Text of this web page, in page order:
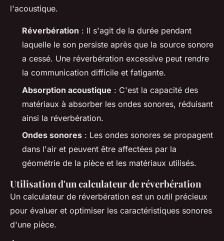
l'acoustique.
Réverbération : Il s'agit de la durée pendant
laquelle le son persiste après que la source sonore
a cessé. Une réverbération excessive peut rendre
la communication difficile et fatigante.
Absorption acoustique : C'est la capacité des
matériaux à absorber les ondes sonores, réduisant
ainsi la réverbération.
Ondes sonores : Les ondes sonores se propagent
dans l'air et peuvent être affectées par la
géométrie de la pièce et les matériaux utilisés.
Utilisation d'un calculateur de réverbération
Un calculateur de réverbération est un outil précieux
pour évaluer et optimiser les caractéristiques sonores
d'une pièce.